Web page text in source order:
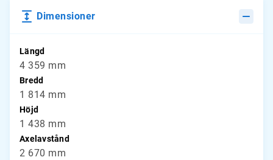
Dimensioner
Längd
4 359 mm
Bredd
1 814 mm
Höjd
1 438 mm
Axelavstånd
2 670 mm